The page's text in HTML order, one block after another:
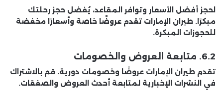
لحجز أفضل الأسعار وتوافر المقاعد، يُفضل حجز رحلتك
مبكرًا. طيران الإمارات تقدم عروضًا خاصة وأسعارًا مخفضة
للحجوزات المبكرة.
6.2. متابعة العروض والخصومات
تقدم طيران الإمارات عروضًا وخصومات دورية. قم بالاشتراك
في النشرات الإخبارية لمتابعة أحدث العروض والصفقات.